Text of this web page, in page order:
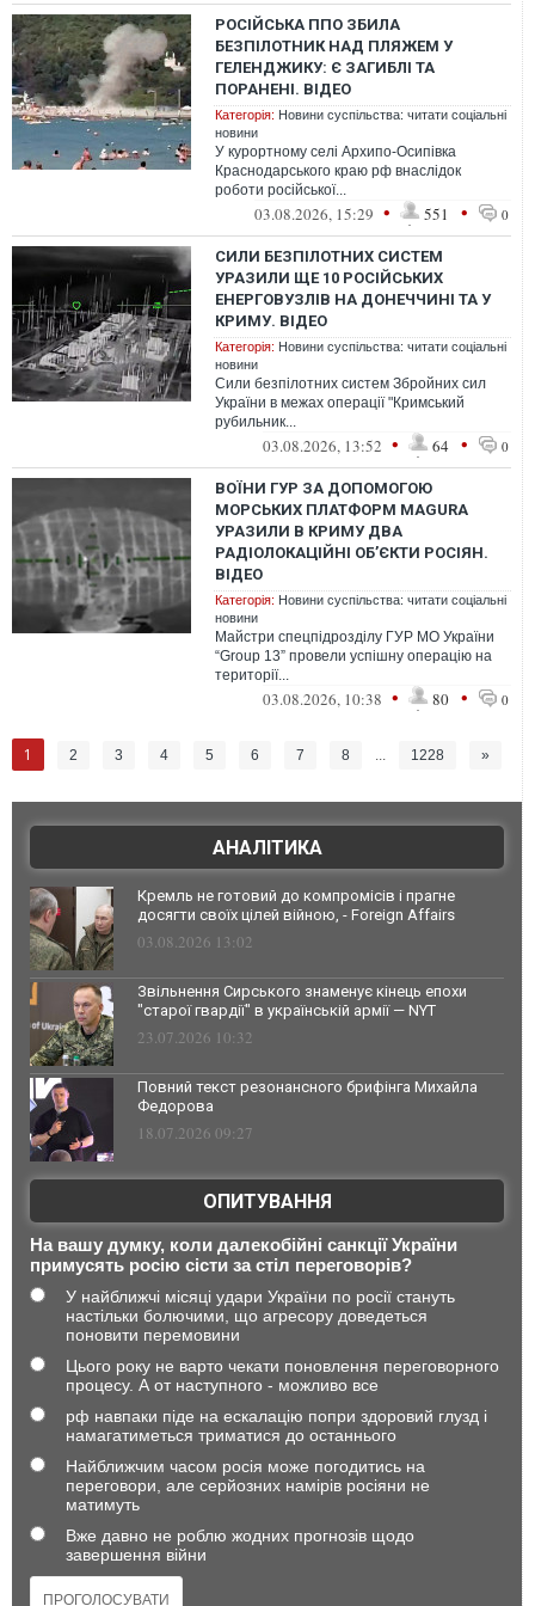
РОСІЙСЬКА ППО ЗБИЛА
БЕЗПІЛОТНИК НАД ПЛЯЖЕМ У
ГЕЛЕНДЖИКУ: Є ЗАГИБЛІ ТА
ПОРАНЕНІ. ВІДЕО
Категорія: Новини суспільства: читати соціальні
новини
У курортному селі Архипо-Осипівка
Краснодарського краю рф внаслідок
роботи російської...
03.08.2026, 15:29 • 551 • 0
СИЛИ БЕЗПІЛОТНИХ СИСТЕМ
УРАЗИЛИ ЩЕ 10 РОСІЙСЬКИХ
ЕНЕРГОВУЗЛІВ НА ДОНЕЧЧИНІ ТА У
КРИМУ. ВІДЕО
Категорія: Новини суспільства: читати соціальні
новини
Сили безпілотних систем Збройних сил
України в межах операції "Кримський
рубильник...
03.08.2026, 13:52 • 64 • 0
ВОЇНИ ГУР ЗА ДОПОМОГОЮ
МОРСЬКИХ ПЛАТФОРМ MAGURA
УРАЗИЛИ В КРИМУ ДВА
РАДІОЛОКАЦІЙНІ ОБ’ЄКТИ РОСІЯН.
ВІДЕО
Категорія: Новини суспільства: читати соціальні
новини
Майстри спецпідрозділу ГУР МО України
“Group 13” провели успішну операцію на
території...
03.08.2026, 10:38 • 80 • 0
1 2 3 4 5 6 7 8 ... 1228 »
АНАЛІТИКА
Кремль не готовий до компромісів і прагне
досягти своїх цілей війною, - Foreign Affairs
03.08.2026 13:02
Звільнення Сирського знаменує кінець епохи
"старої гвардії" в українській армії — NYT
23.07.2026 10:32
Повний текст резонансного брифінга Михайла
Федорова
18.07.2026 09:27
ОПИТУВАННЯ
На вашу думку, коли далекобійні санкції України
примусять росію сісти за стіл переговорів?
У найближчі місяці удари України по росії стануть
настільки болючими, що агресору доведеться
поновити перемовини
Цього року не варто чекати поновлення переговорного
процесу. А от наступного - можливо все
рф навпаки піде на ескалацію попри здоровий глузд і
намагатиметься триматися до останнього
Найближчим часом росія може погодитись на
переговори, але серйозних намірів росіяни не
матимуть
Вже давно не роблю жодних прогнозів щодо
завершення війни